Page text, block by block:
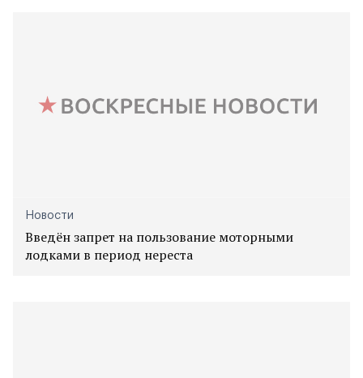
Новости
Введён запрет на пользование моторными
лодками в период нереста